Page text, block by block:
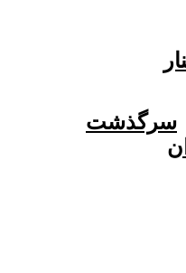
سرگذشت